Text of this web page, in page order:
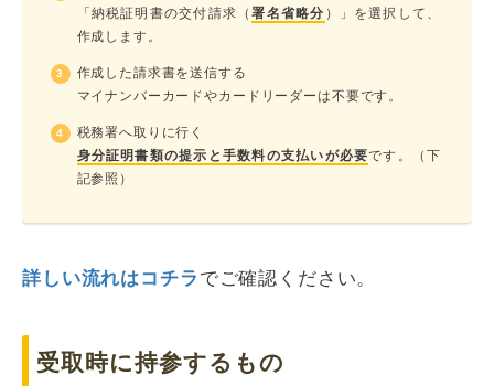
「納税証明書の交付請求（署名省略分 ）」を選択して、
作成します。
作成した請求書を送信する
マイナンバーカードやカードリーダーは不要です。
税務署へ取りに行く
身分証明書類の提示と手数料の支払いが必要です。（下
記参照）
詳しい流れはコチラ でご確認ください。
受取時に持参するもの